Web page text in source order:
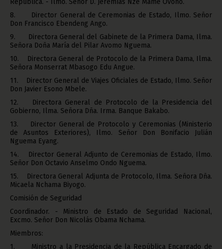
República. - Ilmo. Señor D. Jeremías Nze Mame Ovono.
8. Director General de Ceremonias de Estado, Ilmo. Señor
Don Francisco Ebendeng Ango.
9. Directora General del Gabinete de la Primera Dama, Ilma.
Señora Doña María del Pilar Avomo Nguema.
10. Directora General de Protocolo de la Primera Dama, Ilma.
Señora Monserrat Mbasogo Edu Angue.
11. Director General de Viajes Oficiales de Estado, Ilmo. Señor
Don Javier Esono Mbele.
12. Directora General de Protocolo de la Presidencia del
Gobierno, Ilma. Señora Dña. Irma. Banque Bakabo.
13. Director General de Protocolo y Ceremonias (Ministerio
de Asuntos Exteriores), Ilmo. Señor Don Bonifacio Julián
Nguema Eyang.
14. Director General Adjunto de Ceremonias de Estado, Ilmo.
Señor Don Octavio Anselmo Ondo Nguema.
15. Directora General Adjunta de Protocolo, Ilma. Señora Dña.
Micaela Nchama Biyogo.
Comisión de Seguridad
Coordinador. - Ministro de Estado de Seguridad Nacional,
Excmo. Señor Don Nicolás Obama Nchama.
Miembros:
1. Ministro a la Presidencia de la República Encargado de